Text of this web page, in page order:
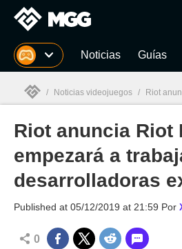
MGG Noticias Guías
MGG
/ Noticias videojuegos / Riot anuncia Riot
Riot anuncia Riot
empezará a
desarrolladoras
Published at 05/12/2019 at 21:59 Por
0